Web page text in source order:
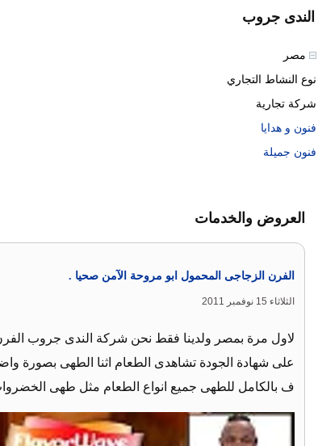
الندى جروب
مصر
نوع النشاط التجاري
شركة تجارية
فنون و هدايا
فنون جميلة
العروض والخدمات
الفرن الزجاجى المحمول ابو مروحة الآمن صحيا .
الثلاثاء 15 نوفمبر 2011
لاول مرة بمصر ولدينا فقط نحن شركة الندى جروب
على شهادة الجودة تشاهدى الطعام اثنا الطهى بصورة
ف بالكامل للطهى جميع انواع الطعام مثل طهى